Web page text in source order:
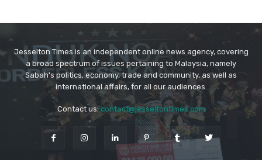
Jesselton Times is an independent online news agency, covering
a broad spectrum of issues pertaining to Malaysia, namely
Sabah's politics, economy, trade and community, as well as
international affairs, for all our audiences.
Contact us:contact@jesseltontimes.com